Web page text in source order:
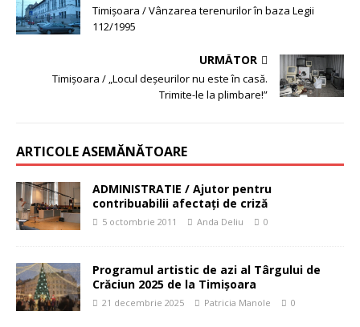
Timişoara / Vânzarea terenurilor în baza Legii
112/1995
URMĂTOR
Timişoara / „Locul deşeurilor nu este în casă.
Trimite-le la plimbare!”
ARTICOLE ASEMĂNĂTOARE
ADMINISTRATIE / Ajutor pentru
contribuabilii afectaţi de criză
5 octombrie 2011 Anda Deliu 0
Programul artistic de azi al Târgului de
Crăciun 2025 de la Timișoara
21 decembrie 2025 Patricia Manole 0